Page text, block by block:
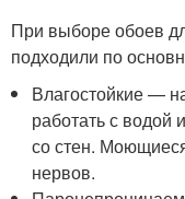
При выборе обоев
подходили по
Влагостойкие —
работать с водой
со стен.
нервов.